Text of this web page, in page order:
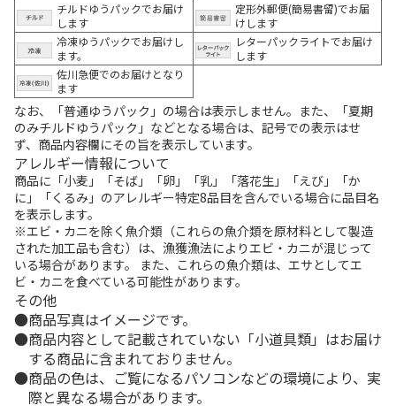
チルドゆうパックでお届け
します
定形外郵便(簡易書留)でお届
けします
冷凍ゆうパックでお届けし
ます。
レターパックライトでお届け
します
佐川急便でのお届けとなり
ます
なお、「普通ゆうパック」の場合は表示しません。また、「夏期
のみチルドゆうパック」などとなる場合は、記号での表示はせ
ず、商品内容欄にその旨を表示しています。
アレルギー情報について
商品に「小麦」「そば」「卵」「乳」「落花生」「えび」「か
に」「くるみ」のアレルギー特定8品目を含んでいる場合に品目名
を表示します。
※エビ・カニを除く魚介類（これらの魚介類を原材料として製造
された加工品も含む）は、漁獲漁法によりエビ・カニが混じって
いる場合があります。 また、これらの魚介類は、エサとしてエ
ビ・カニを食べている可能性があります。
その他
商品写真はイメージです。
商品内容として記載されていない「小道具類」はお届け
する商品に含まれておりません。
商品の色は、ご覧になるパソコンなどの環境により、実
際と異なる場合があります。